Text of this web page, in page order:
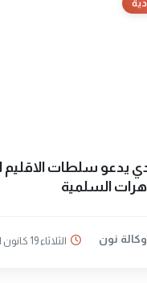
يدعو سلطات الاقليم
السلمية
وكالة نون الثلاثاء 19 كانون الأول 2017